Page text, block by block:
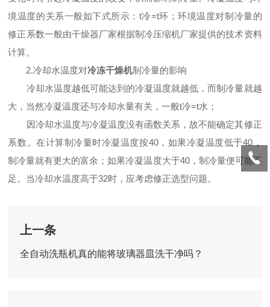
境温度的关系一般如下式所示：t冷=t环；环境温度对制冷量的
修正系数一般由干燥器厂家根据制冷压缩机厂家提供的技术资料
计算。
2.冷却水温度对冷冻干燥机制冷量的影响
冷却水温度越低可能达到的冷凝温度就越低，而制冷量就越
大，当然冷凝温度还与冷却水量有关，一般t冷=t水；
因冷却水温度与冷凝温度没有函数关系，故不能确定其修正
系数。在计算制冷量时冷凝温度按40，如果冷凝温度低于40，
制冷量就有更大的富余；如果冷凝温度大于40，制冷量便可能不
足。当冷却水温度高于32时，应考虑修正选型问题。
上一条
全自动洗瓶机真的能将玻璃器皿洗干净吗？